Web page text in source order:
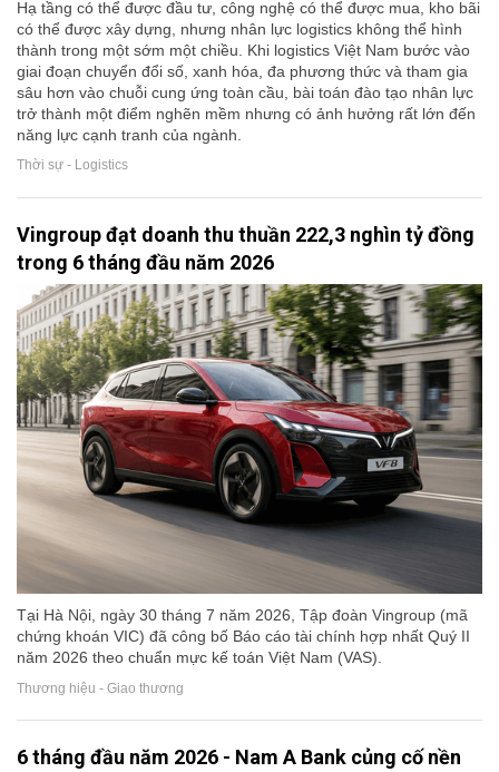
Hạ tầng có thể được đầu tư, công nghệ có thể được mua, kho bãi
có thể được xây dựng, nhưng nhân lực logistics không thể hình
thành trong một sớm một chiều. Khi logistics Việt Nam bước vào
giai đoạn chuyển đổi số, xanh hóa, đa phương thức và tham gia
sâu hơn vào chuỗi cung ứng toàn cầu, bài toán đào tạo nhân lực
trở thành một điểm nghẽn mềm nhưng có ảnh hưởng rất lớn đến
năng lực cạnh tranh của ngành.
Thời sự - Logistics
Vingroup đạt doanh thu thuần 222,3 nghìn tỷ đồng
trong 6 tháng đầu năm 2026
Tại Hà Nội, ngày 30 tháng 7 năm 2026, Tập đoàn Vingroup (mã
chứng khoán VIC) đã công bố Báo cáo tài chính hợp nhất Quý II
năm 2026 theo chuẩn mực kế toán Việt Nam (VAS).
Thương hiệu - Giao thương
6 tháng đầu năm 2026 - Nam A Bank củng cố nền